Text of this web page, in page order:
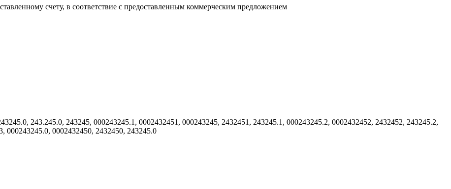
счету, в соответствие с предоставленным коммерческим предложением
243.245.0, 243245, 000243245.1, 0002432451, 000243245, 2432451, 243245.1, 000243245.2, 0002432452, 2432452, 243245.2,
000243245.0, 0002432450, 2432450, 243245.0